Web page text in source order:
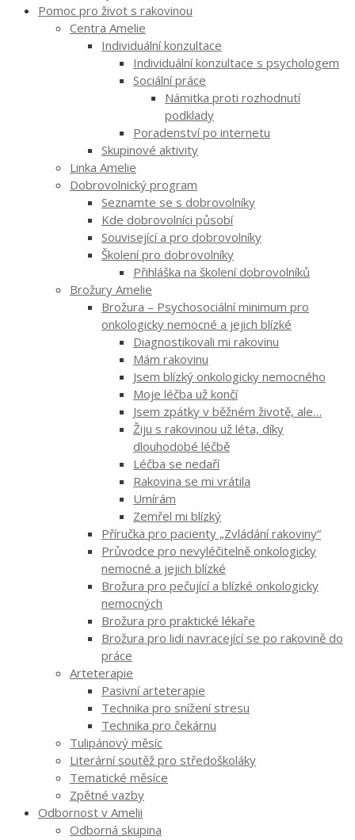
Pomoc pro život s rakovinou
Centra Amelie
Individuální konzultace
Individuální konzultace s psychologem
Sociální práce
Námitka proti rozhodnutí
podklady
Poradenství po internetu
Skupinové aktivity
Linka Amelie
Dobrovolnický program
Seznamte se s dobrovolníky
Kde dobrovolníci působí
Související a pro dobrovolníky
Školení pro dobrovolníky
Přihláška na školení dobrovolníků
Brožury Amelie
Brožura – Psychosociální minimum pro
onkologicky nemocné a jejich blízké
Diagnostikovali mi rakovinu
Mám rakovinu
Jsem blízký onkologicky nemocného
Moje léčba už končí
Jsem zpátky v běžném životě, ale…
Žiju s rakovinou už léta, díky
dlouhodobé léčbě
Léčba se nedaří
Rakovina se mi vrátila
Umírám
Zemřel mi blízký
Příručka pro pacienty „Zvládání rakoviny“
Průvodce pro nevyléčitelně onkologicky
nemocné a jejich blízké
Brožura pro pečující a blízké onkologicky
nemocných
Brožura pro praktické lékaře
Brožura pro lidi navracející se po rakovině do
práce
Arteterapie
Pasivní arteterapie
Technika pro snížení stresu
Technika pro čekárnu
Tulipánový měsíc
Literární soutěž pro středoškoláky
Tematické měsíce
Zpětné vazby
Odbornost v Amelii
Odborná skupina